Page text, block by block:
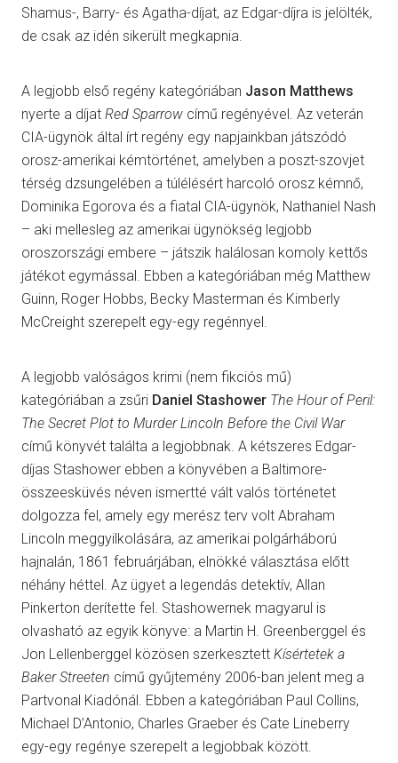
Shamus-, Barry- és Agatha-díjat, az Edgar-díjra is jelölték,
de csak az idén sikerült megkapnia.
A legjobb első regény kategóriában Jason Matthews
nyerte a díjat Red Sparrow című regényével. Az veterán
CIA-ügynök által írt regény egy napjainkban játszódó
orosz-amerikai kémtörténet, amelyben a poszt-szovjet
térség dzsungelében a túlélésért harcoló orosz kémnő,
Dominika Egorova és a fiatal CIA-ügynök, Nathaniel Nash
– aki mellesleg az amerikai ügynökség legjobb
oroszországi embere – játszik halálosan komoly kettős
játékot egymással. Ebben a kategóriában még Matthew
Guinn, Roger Hobbs, Becky Masterman és Kimberly
McCreight szerepelt egy-egy regénnyel.
A legjobb valóságos krimi (nem fikciós mű)
kategóriában a zsűri Daniel Stashower The Hour of Peril:
The Secret Plot to Murder Lincoln Before the Civil War
című könyvét találta a legjobbnak. A kétszeres Edgar-
díjas Stashower ebben a könyvében a Baltimore-
összeesküvés néven ismertté vált valós történetet
dolgozza fel, amely egy merész terv volt Abraham
Lincoln meggyilkolására, az amerikai polgárháború
hajnalán, 1861 februárjában, elnökké választása előtt
néhány héttel. Az ügyet a legendás detektív, Allan
Pinkerton derítette fel. Stashowernek magyarul is
olvasható az egyik könyve: a Martin H. Greenberggel és
Jon Lellenberggel közösen szerkesztett Kísértetek a
Baker Streeten című gyűjtemény 2006-ban jelent meg a
Partvonal Kiadónál. Ebben a kategóriában Paul Collins,
Michael D’Antonio, Charles Graeber és Cate Lineberry
egy-egy regénye szerepelt a legjobbak között.